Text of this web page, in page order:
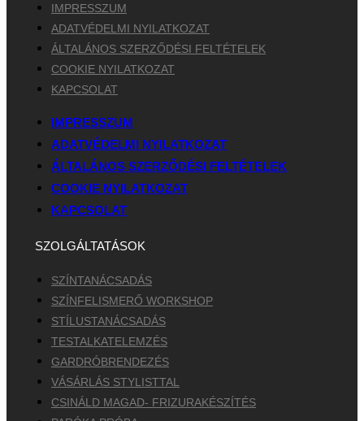
IMPRESSZUM
ADATVÉDELMI NYILATKOZAT
ÁLTALÁNOS SZERZŐDÉSI FELTÉTELEK
COOKIE NYILATKOZAT
KAPCSOLAT
IMPRESSZUM
ADATVÉDELMI NYILATKOZAT
ÁLTALÁNOS SZERZŐDÉSI FELTÉTELEK
COOKIE NYILATKOZAT
KAPCSOLAT
SZOLGÁLTATÁSOK
SZÍNTANÁCSADÁS
SZÍNFELISMERŐ WORKSHOP
STÍLUSTANÁCSADÁS
TESTALKATELEMZÉS
GARDRÓBRENDEZÉS
VÁSÁRLÁS STYLISTTAL
CSINÁLD MAGAD- FRIZURAKÉSZÍTÉS